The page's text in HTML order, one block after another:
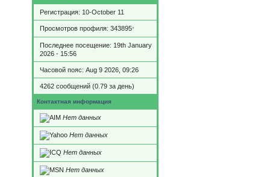
Регистрация: 10-October 11
Просмотров профиля: 343895*
Последнее посещение: 19th January
2026 - 15:56
Часовой пояс: Aug 9 2026, 09:26
4262 сообщений (0.79 за день)
Контактная информация
Нет данных
Нет данных
Нет данных
Нет данных